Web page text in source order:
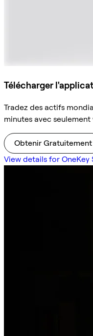
Télécharger
Tradez des actifs
minutes avec
Obtenir Gratuitement
View details for OneKey